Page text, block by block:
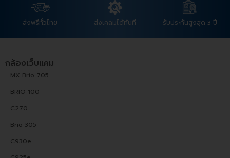
ส่งฟรีทั่วไทย ส่งเคลมได้ทันที รับประกันสูงสุด 3 ปี
กล้องเว็บแคม
MX Brio 705
BRIO 100
C270
Brio 305
C930e